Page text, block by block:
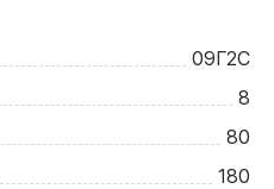
09Г2С
8
80
180